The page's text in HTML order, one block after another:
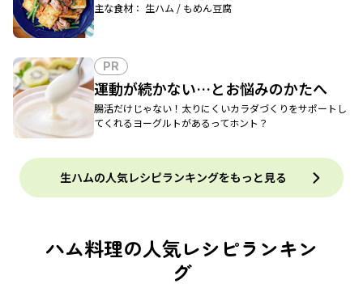
主な食材： 生ハム / もめん豆腐
PR
運動が続かない…とお悩みのかたへ
腸活だけじゃない！太りにくいカラダづくりをサポートし
てくれるヨーグルトがあるってホント？
生ハムの人気レシピランキングをもっと見る
ハム料理の人気レシピランキン
グ